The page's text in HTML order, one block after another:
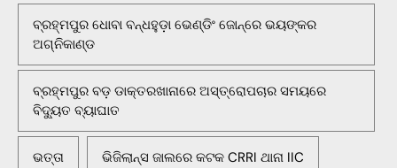
ବ୍ରହ୍ମପୁର ଧୋବା ବନ୍ଧହୁଡ଼ା ଭେଣ୍ଡିଂ ଜୋନ୍‌ରେ ଭୟଙ୍କର
ଅଗ୍ନିକାଣ୍ଡ
ବ୍ରହ୍ମପୁର ବଡ଼ ଡାକ୍ତରଖାନାରେ ଅସ୍ତ୍ରୋପଚାର ସମୟରେ
ବିଦ୍ୟୁତ ବ୍ୟାଘାତ
ଭତ୍ତା ଭିଜିଲାନ୍ସ ଜାଲରେ କଟକ CRRI ଥାନା IIC